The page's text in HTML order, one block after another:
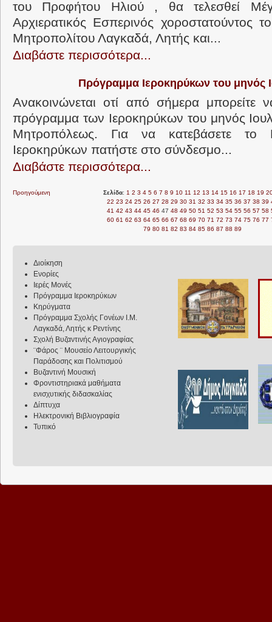
του Προφήτου Ηλιού , θα τελεσθεί
Αρχιερατικός Εσπερινός χοροστατούντος
Μητροπολίτου Λαγκαδά, Λητής και...
Διαβάστε περισσότερα...
Πρόγραμμα Ιεροκηρύκων του μηνός
Ανακοινώνεται οτί από σήμερα μπορείτε
πρόγραμμα των Ιεροκηρύκων του μηνός
Μητροπόλεως. Για να κατεβάσετε το
Ιεροκηρύκων πατήστε στο σύνδεσμο...
Διαβάστε περισσότερα...
Προηγούμενη Σελίδα: 1 2 3 4 5 6 7 8 9 10 11 12 13 14 15 16 17 18 19
22 23 24 25 26 27 28 29 30 31 32 33 34 35 36 37 38 39
41 42 43 44 45 46 47 48 49 50 51 52 53 54 55 56 57 58
60 61 62 63 64 65 66 67 68 69 70 71 72 73 74 75 76 77
79 80 81 82 83 84 85 86 87 88 89
Διοίκηση
Ενορίες
Ιερές Μονές
Πρόγραμμα Ιεροκηρύκων
Κηρύγματα
Πρόγραμμα Σχολής Γονέων Ι.Μ.
Λαγκαδά, Λητής κ Ρεντίνης
Σχολή Βυζαντινής Αγιογραφίας
¨Φάρος ¨ Μουσείο Λειτουργικής
Παράδοσης και Πολιτισμού
Βυζαντινή Μουσική
Φροντιστηριακά μαθήματα
ενισχυτικής διδασκαλίας
Δίπτυχα
Ηλεκτρονική Βιβλιογραφία
Τυπικό